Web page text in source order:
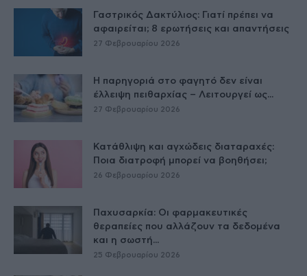
Γαστρικός Δακτύλιος: Γιατί πρέπει να
αφαιρείται; 8 ερωτήσεις και απαντήσεις
27 Φεβρουαρίου 2026
Η παρηγοριά στο φαγητό δεν είναι
έλλειψη πειθαρχίας – Λειτουργεί ως...
27 Φεβρουαρίου 2026
Κατάθλιψη και αγχώδεις διαταραχές:
Ποια διατροφή μπορεί να βοηθήσει;
26 Φεβρουαρίου 2026
Παχυσαρκία: Οι φαρμακευτικές
θεραπείες που αλλάζουν τα δεδομένα
και η σωστή...
25 Φεβρουαρίου 2026